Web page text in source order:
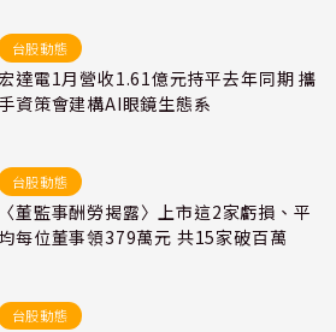
台股動態
達電1月營收1.61億元持平去年同期 攜
手資策會建構AI眼鏡生態系
台股動態
〈董監事酬勞揭露〉上市這2家虧損、平
均每位董事領379萬元 共15家破百萬
台股動態